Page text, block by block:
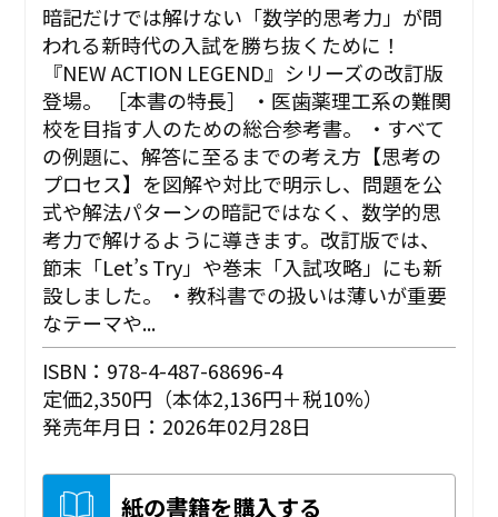
暗記だけでは解けない「数学的思考力」が問
われる新時代の入試を勝ち抜くために！
『NEW ACTION LEGEND』シリーズの改訂版
登場。 ［本書の特長］ ・医歯薬理工系の難関
校を目指す人のための総合参考書。 ・すべて
の例題に、解答に至るまでの考え方【思考の
プロセス】を図解や対比で明示し、問題を公
式や解法パターンの暗記ではなく、数学的思
考力で解けるように導きます。改訂版では、
節末「Let’s Try」や巻末「入試攻略」にも新
設しました。 ・教科書での扱いは薄いが重要
なテーマや...
ISBN：978-4-487-68696-4
定価2,350円（本体2,136円＋税10%）
発売年月日：2026年02月28日
紙の書籍を購入する